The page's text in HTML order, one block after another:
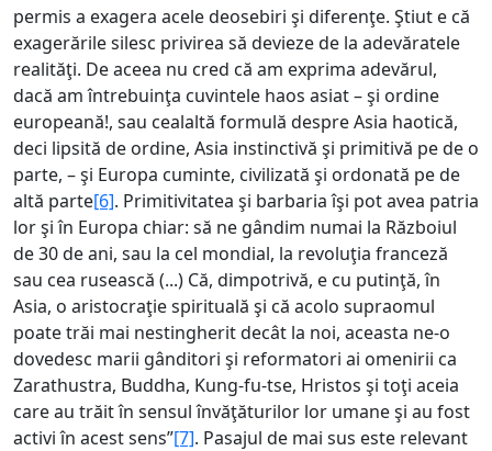
permis a exagera acele deosebiri şi diferenţe. Ştiut e că
exagerările silesc privirea să devieze de la adevăratele
realităţi. De aceea nu cred că am exprima adevărul,
dacă am întrebuinţa cuvintele haos asiat – şi ordine
europeană!, sau cealaltă formulă despre Asia haotică,
deci lipsită de ordine, Asia instinctivă şi primitivă pe de o
parte, – şi Europa cuminte, civilizată şi ordonată pe de
altă parte[6]. Primitivitatea şi barbaria îşi pot avea patria
lor şi în Europa chiar: să ne gândim numai la Războiul
de 30 de ani, sau la cel mondial, la revoluţia franceză
sau cea rusească (...) Că, dimpotrivă, e cu putinţă, în
Asia, o aristocraţie spirituală şi că acolo supraomul
poate trăi mai nestingherit decât la noi, aceasta ne-o
dovedesc marii gânditori şi reformatori ai omenirii ca
Zarathustra, Buddha, Kung-fu-tse, Hristos şi toţi aceia
care au trăit în sensul învăţăturilor lor umane şi au fost
activi în acest sens”[7]. Pasajul de mai sus este relevant